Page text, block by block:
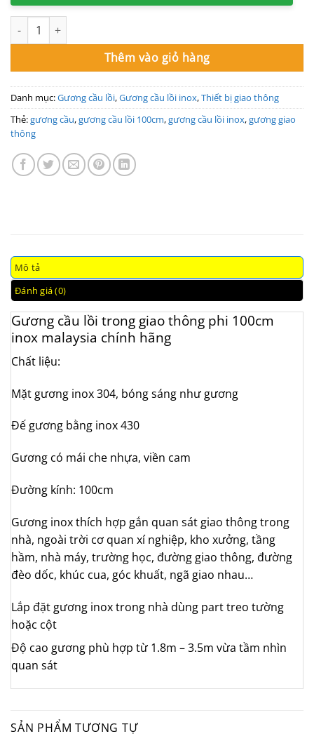
Gương cầu lồi trong giao thông phi 100cm số lượng
Thêm vào giỏ hàng
Danh mục:Gương cầu lồi,Gương cầu lồi inox,Thiết bị giao thông
Thẻ:gương cầu,gương cầu lồi 100cm,gương cầu lồi inox,gương giao
thông
Mô tả
Đánh giá (0)
Gương cầu lồi trong giao thông phi 100cm
inox malaysia chính hãng
Chất liệu:
Mặt gương inox 304, bóng sáng như gương
Đế gương bằng inox 430
Gương có mái che nhựa, viền cam
Đường kính: 100cm
Gương inox thích hợp gắn quan sát giao thông trong
nhà, ngoài trời cơ quan xí nghiệp, kho xưởng, tầng
hầm, nhà máy, trường học, đường giao thông, đường
đèo dốc, khúc cua, góc khuất, ngã giao nhau…
Lắp đặt gương inox trong nhà dùng part treo tường
hoặc cột
Độ cao gương phù hợp từ 1.8m – 3.5m vừa tầm nhìn
quan sát
SẢN PHẨM TƯƠNG TỰ